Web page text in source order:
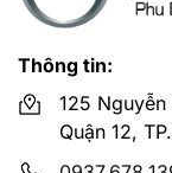
Thông tin:
125
Quận 12,